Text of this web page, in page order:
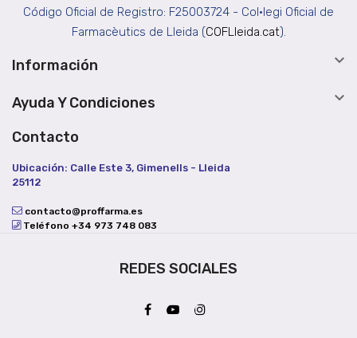
Código Oficial de Registro: F25003724 - Col•legi Oficial de
Farmacèutics de Lleida (COFLleida.cat).
Información 
Ayuda Y Condiciones 
Contacto
Ubicación: Calle Este 3, Gimenells - Lleida
25112
contacto@proffarma.es
Teléfono +34 973 748 083
REDES SOCIALES